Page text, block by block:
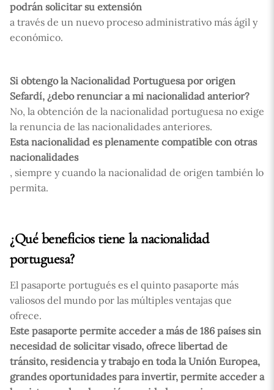
podrán solicitar su extensión
a través de un nuevo proceso administrativo más ágil y
económico.
Si obtengo la Nacionalidad Portuguesa por origen
Sefardí, ¿debo renunciar a mi nacionalidad anterior?
No, la obtención de la nacionalidad portuguesa no exige
la renuncia de las nacionalidades anteriores.
Esta nacionalidad es plenamente compatible con otras
nacionalidades
, siempre y cuando la nacionalidad de origen también lo
permita.
¿Qué beneficios tiene la nacionalidad
portuguesa?
El pasaporte portugués es el quinto pasaporte más
valiosos del mundo por las múltiples ventajas que
ofrece.
Este pasaporte permite acceder a más de 186 países sin
necesidad de solicitar visado, ofrece libertad de
tránsito, residencia y trabajo en toda la Unión Europea,
grandes oportunidades para invertir, permite acceder a